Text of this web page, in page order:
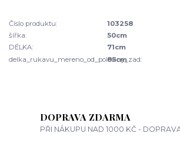
Číslo produktu:
103258
šířka:
50cm
DÉLKA:
71cm
delka_rukavu_mereno_od_poloviny_zad:
85cm
DOPRAVA ZDARMA
PŘI NÁKUPU NAD 1000 KČ -